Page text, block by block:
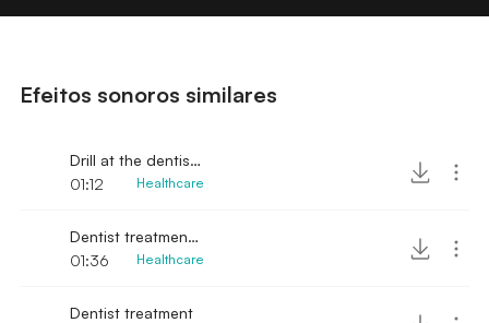
Efeitos sonoros similares
Drill at the dentist no treatment
01:12
Healthcare
Dentist treatment room
01:36
Healthcare
Dentist treatment